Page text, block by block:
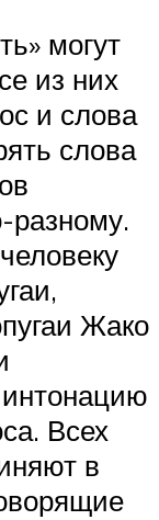
могут
из них
и слова
слова
разному.
Жако
Всех
в